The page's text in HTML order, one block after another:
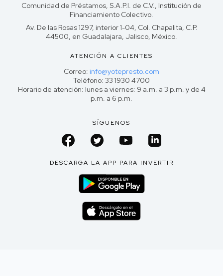
Comunidad de Préstamos, S.A.P.I. de C.V., Institución de
Financiamiento Colectivo.
Av. De las Rosas 1297, interior 1-04, Col. Chapalita, C.P.
44500, en Guadalajara, Jalisco, México.
ATENCIÓN A CLIENTES
Correo: info@yotepresto.com
Teléfono: 33 1930 4700
Horario de atención: lunes a viernes: 9 a.m. a 3 p.m. y de 4
p.m. a 6 p.m.
SÍGUENOS
DESCARGA LA APP PARA INVERTIR